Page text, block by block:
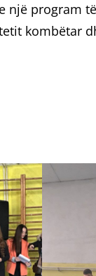
një program
kombëtar